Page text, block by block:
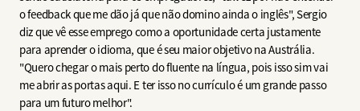
o feedback que me dão já que não domino ainda o inglês", Sergio
diz que vê esse emprego como a oportunidade certa justamente
para aprender o idioma, que é seu maior objetivo na Austrália.
"Quero chegar o mais perto do fluente na língua, pois isso sim vai
me abrir as portas aqui. E ter isso no currículo é um grande passo
para um futuro melhor".